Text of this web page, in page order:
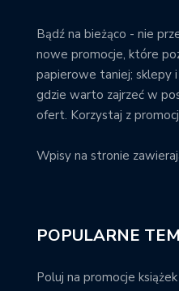
Bądź na bieżąco - nie
nowe promocje, które
papierowe taniej; sklepy
gdzie warto zajrzeć w
ofert. Korzystaj z
Wpisy na stronie
POPULARNE
Poluj na promocje